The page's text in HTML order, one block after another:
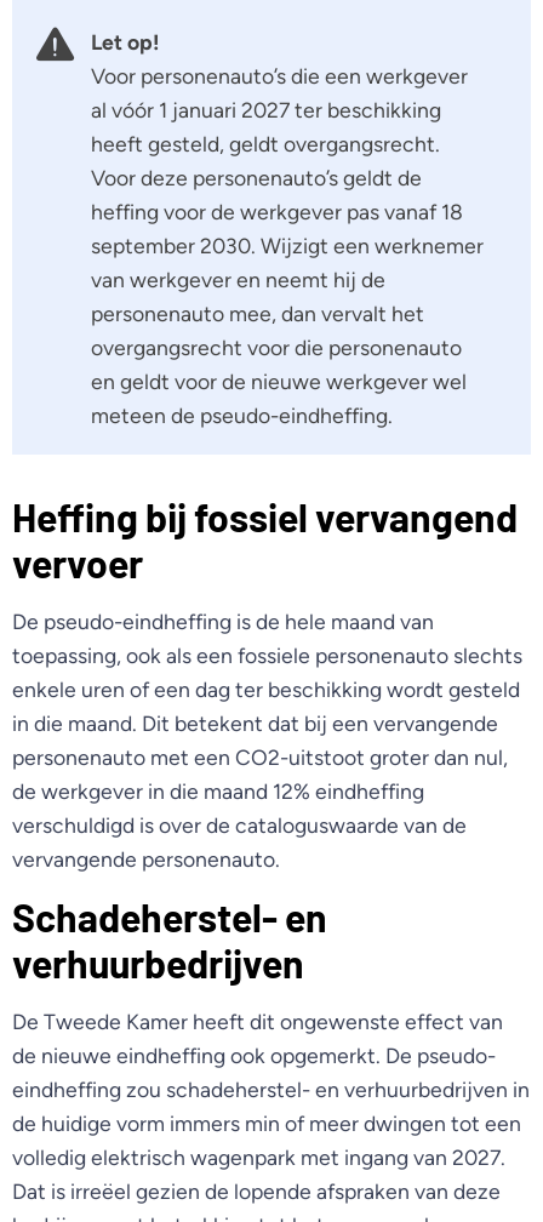
Let op!
Voor personenauto’s die een werkgever
al vóór 1 januari 2027 ter beschikking
heeft gesteld, geldt overgangsrecht.
Voor deze personenauto’s geldt de
heffing voor de werkgever pas vanaf 18
september 2030. Wijzigt een werknemer
van werkgever en neemt hij de
personenauto mee, dan vervalt het
overgangsrecht voor die personenauto
en geldt voor de nieuwe werkgever wel
meteen de pseudo-eindheffing.
Heffing bij fossiel vervangend
vervoer
De pseudo-eindheffing is de hele maand van
toepassing, ook als een fossiele personenauto slechts
enkele uren of een dag ter beschikking wordt gesteld
in die maand. Dit betekent dat bij een vervangende
personenauto met een CO2-uitstoot groter dan nul,
de werkgever in die maand 12% eindheffing
verschuldigd is over de cataloguswaarde van de
vervangende personenauto.
Schadeherstel- en
verhuurbedrijven
De Tweede Kamer heeft dit ongewenste effect van
de nieuwe eindheffing ook opgemerkt. De pseudo-
eindheffing zou schadeherstel- en verhuurbedrijven in
de huidige vorm immers min of meer dwingen tot een
volledig elektrisch wagenpark met ingang van 2027.
Dat is irreëel gezien de lopende afspraken van deze